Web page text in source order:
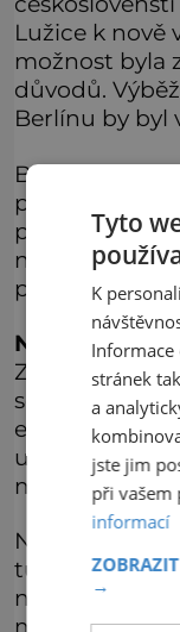
Lužice k nově
možnost byla
důvodů.
Berlínu by byl
Během vlády
plány na jejich
nakonec
postupem
Něnci
nemají
Zhruba
evropské části
uralské jazyky,
maďarština či
Něnečtina se
tundrovou a
něnečtina je
Tyto
K
Informace
stránek
a
jste jim
při vašem
informací
→